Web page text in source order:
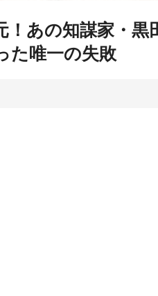
！あの知謀家・
た唯一の失敗